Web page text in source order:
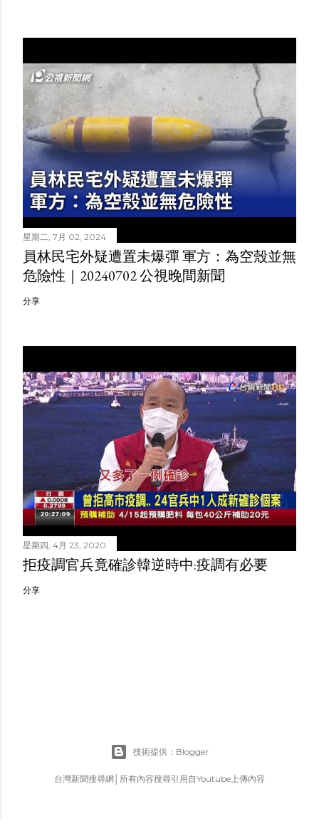
星期二, 7月 02, 2024
員林民宅外疑遭置未爆彈 軍方：為空殼並無
危險性｜20240702 公視晚間新聞
分享
星期四, 4月 23, 2020
拒疫調官兵竟確診韓逆時中:疫調有必要
分享
技術提供：Blogger
台灣新聞搜尋網│所有內容搜尋引用自Youtube上傳內容